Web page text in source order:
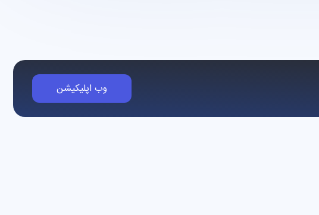
وب اپلیکیشن